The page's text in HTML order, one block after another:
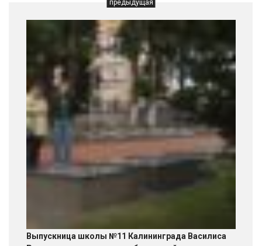
предыдущая
Выпускница школы №11 Калининграда Василиса